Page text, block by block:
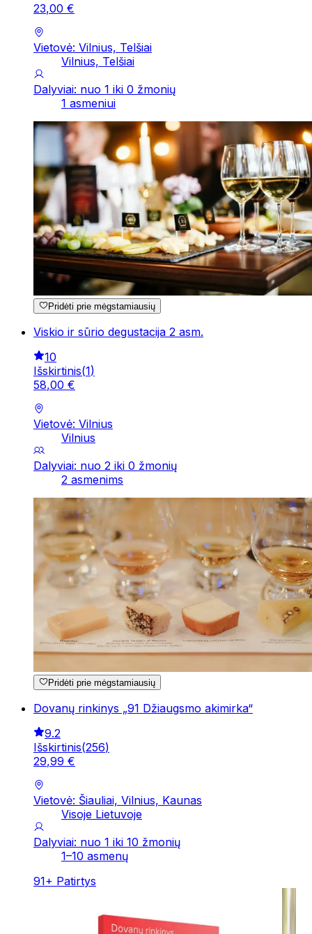
23,00 €
Vietovė: Vilnius, Telšiai
Vilnius, Telšiai
Dalyviai: nuo 1 iki 0 žmonių
1 asmeniui
Pridėti prie mėgstamiausių
Viskio ir sūrio degustacija 2 asm.
10
Išskirtinis(1)
58,00 €
Vietovė: Vilnius
Vilnius
Dalyviai: nuo 2 iki 0 žmonių
2 asmenims
Pridėti prie mėgstamiausių
Dovanų rinkinys „91 Džiaugsmo akimirka“
9.2
Išskirtinis(256)
29,99 €
Vietovė: Šiauliai, Vilnius, Kaunas
Visoje Lietuvoje
Dalyviai: nuo 1 iki 10 žmonių
1–10 asmenų
91+ Patirtys